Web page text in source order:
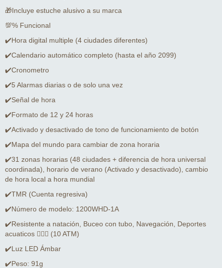
🎁Incluye estuche alusivo a su marca
💯% Funcional
✔️Hora digital multiple (4 ciudades diferentes)
✔️Calendario automático completo (hasta el año 2099)
✔️Cronometro
✔️5 Alarmas diarias o de solo una vez
✔️Señal de hora
✔️Formato de 12 y 24 horas
✔️Activado y desactivado de tono de funcionamiento de botón
✔️Mapa del mundo para cambiar de zona horaria
✔️31 zonas horarias (48 ciudades + diferencia de hora universal
coordinada), horario de verano (Activado y desactivado), cambio
de hora local a hora mundial
✔️TMR (Cuenta regresiva)
✔️Número de modelo: 1200WHD-1A
✔️Resistente a natación, Buceo con tubo, Navegación, Deportes
acuaticos 🏊🏻‍♂️ (10 ATM)
✔️Luz LED Ámbar
✔️Peso: 91g